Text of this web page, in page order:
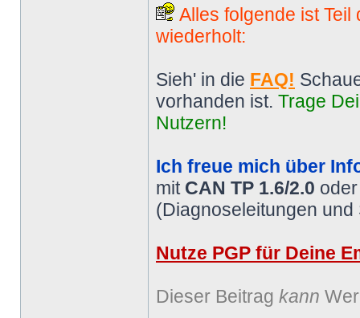
Alles folgende ist
wiederholt:
Sieh' in die FAQ!
vorhanden ist. Trage
Nutzern!
Ich freue mich über
mit CAN TP 1.6/2.0
(Diagnoseleitungen
Nutze PGP für Deine
Dieser Beitrag kann